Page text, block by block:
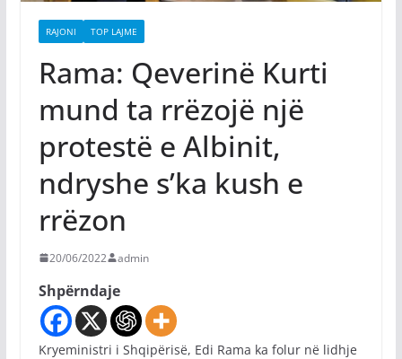
RAJONI TOP LAJME
Rama: Qeverinë Kurti
mund ta rrëzojë një
protestë e Albinit,
ndryshe s’ka kush e
rrëzon
20/06/2022 admin
Shpërndaje
Kryeministri i Shqipërisë, Edi Rama ka folur në lidhje